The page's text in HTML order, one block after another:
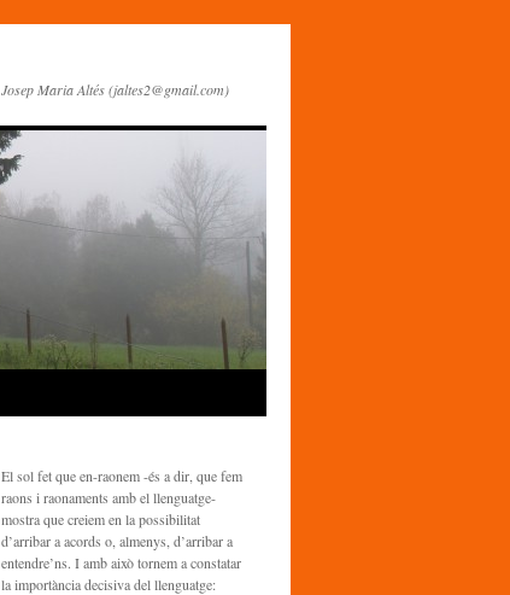
Josep Maria Altés (jaltes2@gmail.com)
El sol fet que en-raonem -és a dir, que fem
raons i raonaments amb el llenguatge-
mostra que creiem en la possibilitat
d’arribar a acords o, almenys, d’arribar a
entendre’ns. I amb això tornem a constatar
la importància decisiva del llenguatge: